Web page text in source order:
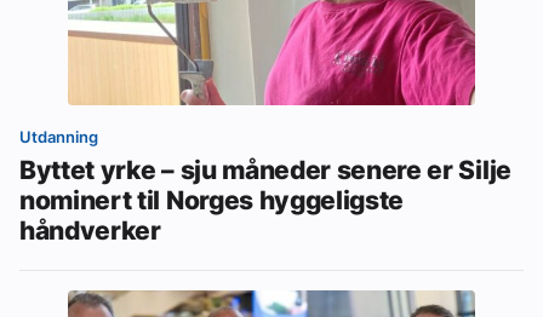
Utdanning
Byttet yrke – sju måneder senere er Silje
nominert til Norges hyggeligste
håndverker